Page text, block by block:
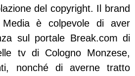
del copyright. Il brand
è colpevole di aver
sul portale Break.com di
tv di Cologno Monzese,
nonché di averne tratto